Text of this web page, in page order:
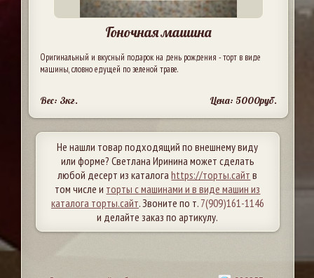
Гоночная машина
Оригинальный и вкусный подарок на день рождения - торт в виде
машины, словно едущей по зеленой траве.
Вес: 3кг. Цена: 5000руб.
Не нашли товар подходящий по внешнему виду
или форме? Светлана Иринина может сделать
любой десерт из каталогаhttps://торты.сайт в
том числе и торты с машинами и в виде машин из
каталога торты.сайт. Звоните по т. 7(909)161-1146
и делайте заказ по артикулу.